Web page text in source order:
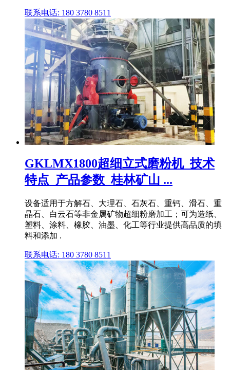
联系电话: 180 3780 8511
GKLMX1800超细立式磨粉机_技术
特点_产品参数_桂林矿山 ...
设备适用于方解石、大理石、石灰石、重钙、滑石、重
晶石、白云石等非金属矿物超细粉磨加工；可为造纸、
塑料、涂料、橡胶、油墨、化工等行业提供高品质的填
料和添加 .
联系电话: 180 3780 8511